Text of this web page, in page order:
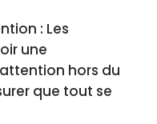
: Les
une
hors du
que tout se